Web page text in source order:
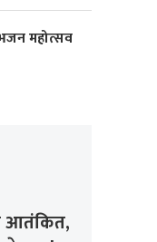
महोत्सव
आतंकित,